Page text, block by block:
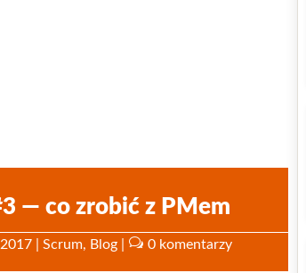
— co zrobić z PMem
| Scrum, Blog| 0 komentarzy